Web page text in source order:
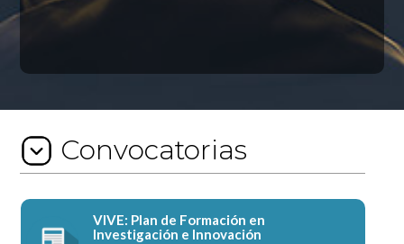
Convocatorias
VIVE: Plan de Formación en
Investigación e Innovación